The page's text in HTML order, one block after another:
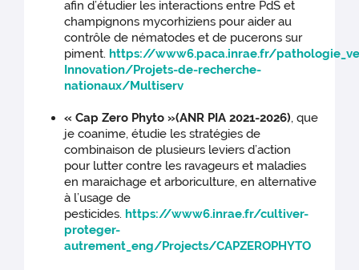
afin d’étudier les interactions entre PdS et
champignons mycorhiziens pour aider au
contrôle de nématodes et de pucerons sur
piment. https://www6.paca.inrae.fr/
Innovation/Projets-de-recherche-
nationaux/Multiserv
« Cap Zero Phyto »(ANR PIA 2021-2026), que
je coanime, étudie les stratégies de
combinaison de plusieurs leviers d’action
pour lutter contre les ravageurs et maladies
en maraichage et arboriculture, en alternative
à l’usage de
pesticides. https://www6.inrae.fr/cultiver-
proteger-
autrement_eng/Projects/CAPZEROPHYTO